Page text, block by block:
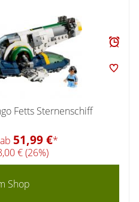
Fetts Sternenschiff
ab 51,99 €*
€ (26%)
Shop